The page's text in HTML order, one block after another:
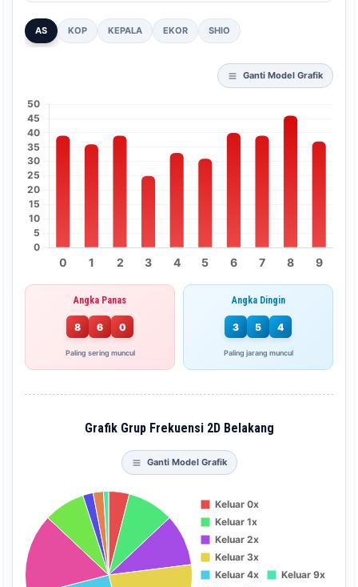
AS KOP KEPALA EKOR SHIO
Ganti Model Grafik
Angka Panas
8 6 0
Paling sering muncul
Angka Dingin
3 5 4
Paling jarang muncul
Grafik Grup Frekuensi 2D Belakang
Ganti Model Grafik